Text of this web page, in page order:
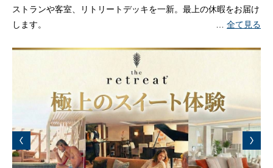
ストランや客室、リトリートデッキを一新。最上の休暇をお届け
します。
全て見る